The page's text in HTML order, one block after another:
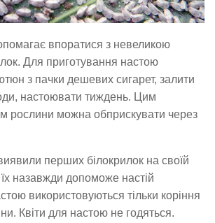
впоратися з невеликою
Для приготування настою
з пачки дешевих сигарет, залити
настоювати тиждень. Цим
рослини можна обприскувати через
перших білокрилок на своїй
назавжди допоможе настій
використовуються тільки коріння
Квіти для настою не годяться.